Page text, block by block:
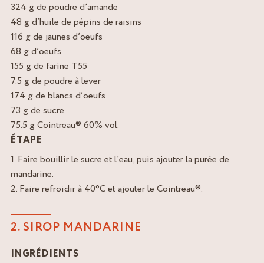
324 g de poudre d’amande
48 g d’huile de pépins de raisins
116 g de jaunes d’oeufs
68 g d’oeufs
155 g de farine T55
7.5 g de poudre à lever
174 g de blancs d’oeufs
73 g de sucre
75.5 g Cointreau® 60% vol.
ÉTAPE
1. Faire bouillir le sucre et l’eau, puis ajouter la purée de
mandarine.
2. Faire refroidir à 40°C et ajouter le Cointreau®.
2. SIROP MANDARINE
INGRÉDIENTS